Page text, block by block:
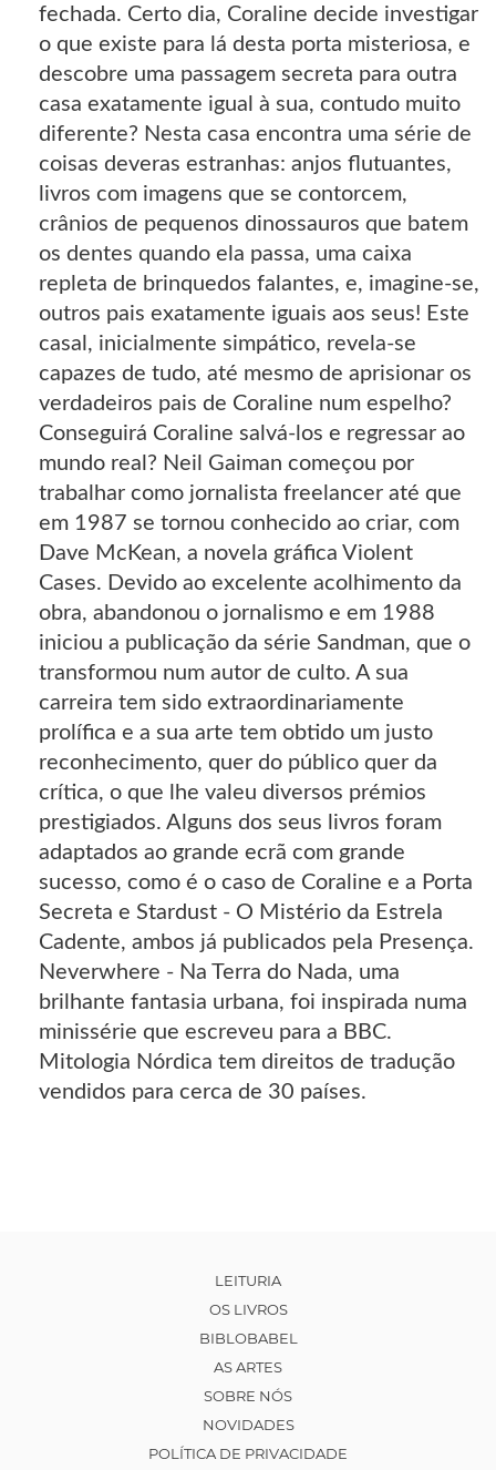
fechada. Certo dia, Coraline decide investigar
o que existe para lá desta porta misteriosa, e
descobre uma passagem secreta para outra
casa exatamente igual à sua, contudo muito
diferente? Nesta casa encontra uma série de
coisas deveras estranhas: anjos flutuantes,
livros com imagens que se contorcem,
crânios de pequenos dinossauros que batem
os dentes quando ela passa, uma caixa
repleta de brinquedos falantes, e, imagine-se,
outros pais exatamente iguais aos seus! Este
casal, inicialmente simpático, revela-se
capazes de tudo, até mesmo de aprisionar os
verdadeiros pais de Coraline num espelho?
Conseguirá Coraline salvá-los e regressar ao
mundo real? Neil Gaiman começou por
trabalhar como jornalista freelancer até que
em 1987 se tornou conhecido ao criar, com
Dave McKean, a novela gráfica Violent
Cases. Devido ao excelente acolhimento da
obra, abandonou o jornalismo e em 1988
iniciou a publicação da série Sandman, que o
transformou num autor de culto. A sua
carreira tem sido extraordinariamente
prolífica e a sua arte tem obtido um justo
reconhecimento, quer do público quer da
crítica, o que lhe valeu diversos prémios
prestigiados. Alguns dos seus livros foram
adaptados ao grande ecrã com grande
sucesso, como é o caso de Coraline e a Porta
Secreta e Stardust - O Mistério da Estrela
Cadente, ambos já publicados pela Presença.
Neverwhere - Na Terra do Nada, uma
brilhante fantasia urbana, foi inspirada numa
minissérie que escreveu para a BBC.
Mitologia Nórdica tem direitos de tradução
vendidos para cerca de 30 países.
LEITURIA
OS LIVROS
BIBLOBABEL
AS ARTES
SOBRE NÓS
NOVIDADES
POLÍTICA DE PRIVACIDADE